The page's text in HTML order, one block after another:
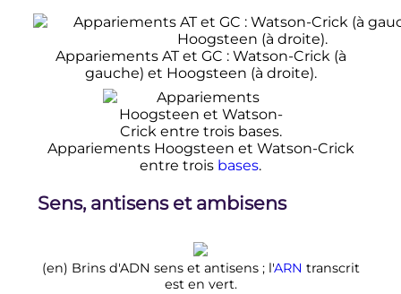
Appariements AT et GC : Watson-Crick (à
gauche) et Hoogsteen (à droite).
Appariements Hoogsteen et Watson-Crick
entre trois bases.
Sens, antisens et ambisens
(en) Brins d'ADN sens et antisens ; l'ARN transcrit
est en vert.